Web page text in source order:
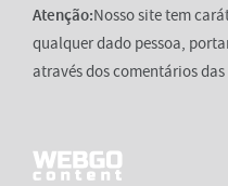
Atenção:Nosso site tem
qualquer dado pessoa,
através dos comentários